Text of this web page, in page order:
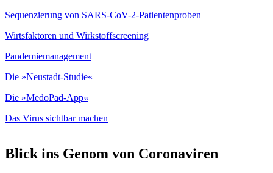
Sequenzierung von SARS-CoV-2-Patientenproben
Wirtsfaktoren und Wirkstoffscreening
Pandemiemanagement
Die »Neustadt-Studie«
Die »MedoPad-App«
Das Virus sichtbar machen
Blick ins Genom von Coronaviren